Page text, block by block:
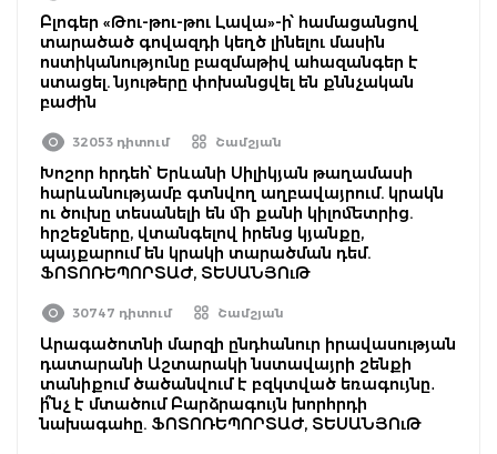
Բլոգեր «Թու-թու-թու Լավա»-ի՝ համացանցով
տարածած գովազդի կեղծ լինելու մասին
ոստիկանությունը բազմաթիվ ահազանգեր է
ստացել. նյութերը փոխանցվել են քննչական
բաժին
32053 դիտում Շամշյան
Խոշոր հրդեհ՝ Երևանի Սիլիկյան թաղամասի
հարևանությամբ գտնվող աղբավայրում. կրակն
ու ծուխը տեսանելի են մի քանի կիլոմետրից.
հրշեջները, վտանգելով իրենց կյանքը,
պայքարում են կրակի տարածման դեմ.
ՖՈՏՈՌԵՊՈՐՏԱԺ, ՏԵՍԱՆՅՈւԹ
30747 դիտում Շամշյան
Արագածոտնի մարզի ընդհանուր իրավասության
դատարանի Աշտարակի նստավայրի շենքի
տանիքում ծածանվում է բզկտված եռագույնը․
ի՞նչ է մտածում Բարձրագույն խորհրդի
նախագահը. ՖՈՏՈՌԵՊՈՐՏԱԺ, ՏԵՍԱՆՅՈւԹ